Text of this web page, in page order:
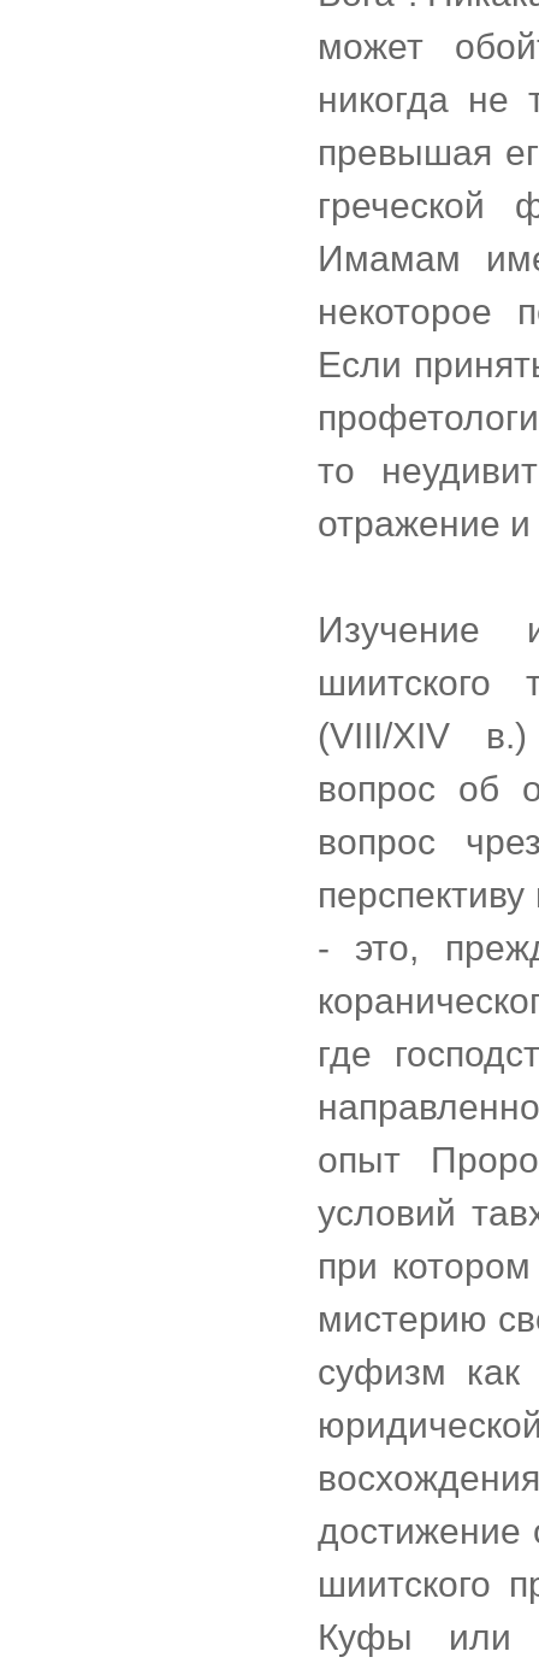
может
никогда не
превышая
греческой
Имамам
некоторое
Если
то
отражение
Изучение
шиитского
(VIII/XIV
вопрос об
вопрос
- это,
где
опыт
условий
при
мистерию
суфизм как
шиитского
Куфы или